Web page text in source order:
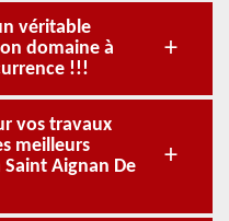
véritable
domaine à
!!!
vos travaux
meilleurs
Aignan De